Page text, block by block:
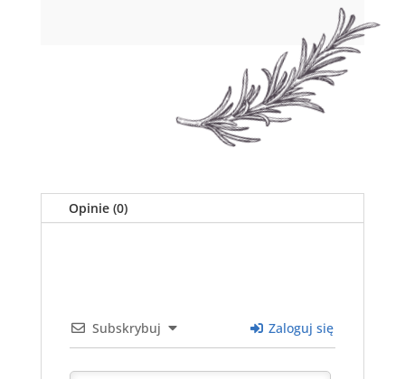
Opinie (0)
Subskrybuj Zaloguj się